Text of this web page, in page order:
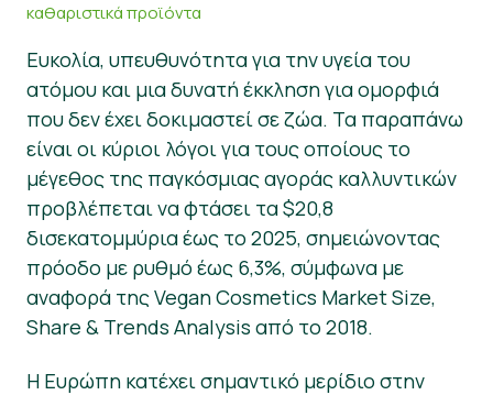
Πάρτε πιστοποίηση
Μη βρώσιμα
Γαστρονομία
Πιστοποιημένα Προϊόντα
About Us
Ελάτε σε επαφή
Πάρτε πιστοποίηση
Αναφορά κατάχρησης
Customer area
Νέα
Υλικό Τύπου
καθαριστικά προϊόντα
Ευκολία, υπευθυνότητα για την υγεία του
ατόμου και μια δυνατή έκκληση για ομορφιά
που δεν έχει δοκιμαστεί σε ζώα. Τα παραπάνω
είναι οι κύριοι λόγοι για τους οποίους το
μέγεθος της παγκόσμιας αγοράς καλλυντικών
προβλέπεται να φτάσει τα $20,8
δισεκατομμύρια έως το 2025, σημειώνοντας
πρόοδο με ρυθμό έως 6,3%, σύμφωνα με
αναφορά της Vegan Cosmetics Market Size,
Share & Trends Analysis από το 2018.
Η Ευρώπη κατέχει σημαντικό μερίδιο στην